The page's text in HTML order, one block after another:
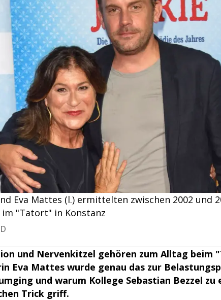
Eva Mattes (l.) ermittelten zwischen 2002 und
im "Tatort" in Konstanz
und Nervenkitzel gehören zum Alltag
Eva Mattes wurde genau das zur
und warum Kollege Sebastian Bezzel zu
Trick griff.